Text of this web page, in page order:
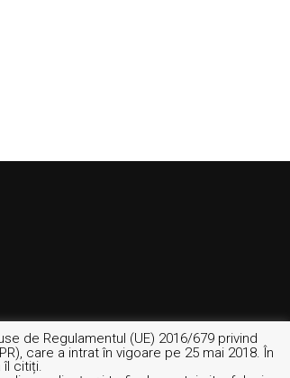
de Regulamentul (UE) 2016/679 privind
care a intrat în vigoare pe 25 mai 2018. În
îl citiți.